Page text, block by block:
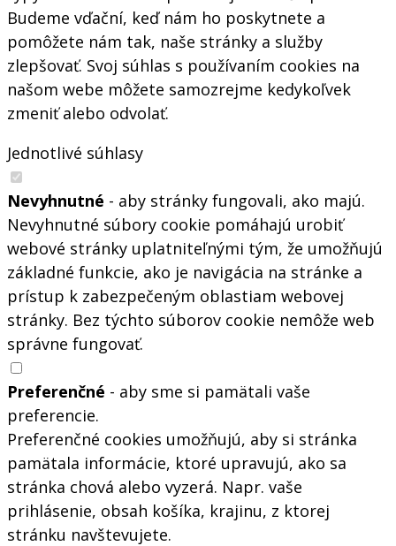
Budeme vďační, keď nám ho poskytnete a
pomôžete nám tak, naše stránky a služby
zlepšovať. Svoj súhlas s používaním cookies na
našom webe môžete samozrejme kedykoľvek
zmeniť alebo odvolať.
Jednotlivé súhlasy
Nevyhnutné - aby stránky fungovali, ako majú.
Nevyhnutné súbory cookie pomáhajú urobiť
webové stránky uplatniteľnými tým, že umožňujú
základné funkcie, ako je navigácia na stránke a
prístup k zabezpečeným oblastiam webovej
stránky. Bez týchto súborov cookie nemôže web
správne fungovať.
Preferenčné - aby sme si pamätali vaše
preferencie.
Preferenčné cookies umožňujú, aby si stránka
pamätala informácie, ktoré upravujú, ako sa
stránka chová alebo vyzerá. Napr. vaše
prihlásenie, obsah košíka, krajinu, z ktorej
stránku navštevujete.